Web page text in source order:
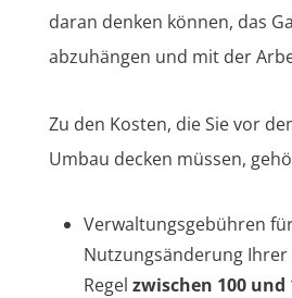
daran denken können, das
abzuhängen und mit der
Zu den Kosten, die Sie vor
Umbau decken müssen,
Verwaltungsgebühren
Nutzungsänderung Ihrer
Regel zwischen 100 und